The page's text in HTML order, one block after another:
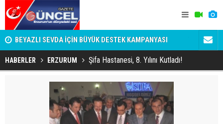
BEYAZLI SEVDA İÇİN BÜYÜK DESTEK KAMPANYASI
BAŞLADI
HABERLER ERZURUM Şifa Hastanesi, 8. Yılını Kutladı!